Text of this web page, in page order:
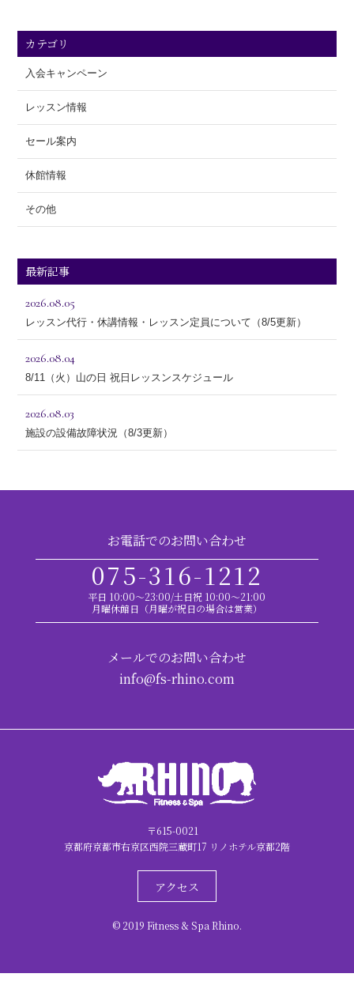
カテゴリ
入会キャンペーン
レッスン情報
セール案内
休館情報
その他
最新記事
2026.08.05
レッスン代行・休講情報・レッスン定員について（8/5更新）
2026.08.04
8/11（火）山の日 祝日レッスンスケジュール
2026.08.03
施設の設備故障状況（8/3更新）
お電話でのお問い合わせ
075-316-1212
平日 10:00～23:00/土日祝 10:00～21:00
月曜休館日（月曜が祝日の場合は営業）
メールでのお問い合わせ
info@fs-rhino.com
〒615-0021
京都府京都市右京区西院三蔵町17 リノホテル京都2階
アクセス
© 2019 Fitness & Spa Rhino.